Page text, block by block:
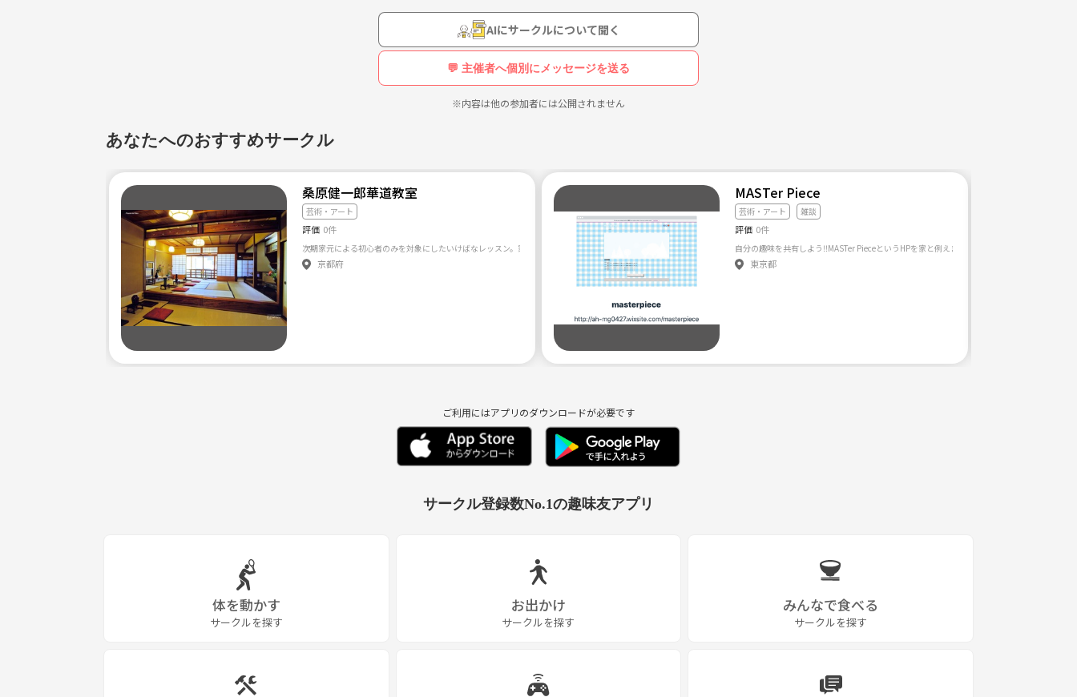
AIにサークルについて聞く
💬 主催者へ個別にメッセージを送る
※内容は他の参加者には公開されません
あなたへのおすすめサークル
桑原健一郎華道教室
芸術・アート
評価 0件
次期家元による初心者のみを対象にしたいけばなレッスン。家元宅での教室です。肩肘を張らないで気軽に参加できる教室になっています。一度いけばなに触れて見たい方にオススメの教室。
京都府
MASTer Piece
芸術・アート 雑談
評価 0件
東京都
ご利用にはアプリのダウンロードが必要です
サークル登録数No.1の趣味友アプリ
体を動かす
サークルを探す
お出かけ
サークルを探す
みんなで食べる
サークルを探す